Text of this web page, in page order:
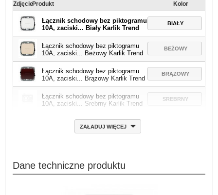
ZdjęcieProdukt Kolor
Łącznik schodowy bez piktogramu
10A, zaciski... Biały Karlik Trend
BIAŁY
Łącznik schodowy bez piktogramu
10A, zaciski... Beżowy Karlik Trend
BEŻOWY
Łącznik schodowy bez piktogramu
10A, zaciski... Brązowy Karlik Trend
BRĄZOWY
Łącznik schodowy bez piktogramu
10A, zaciski... Srebrny Karlik Trend
SREBRNY
ZAŁADUJ WIĘCEJ
Dane techniczne produktu